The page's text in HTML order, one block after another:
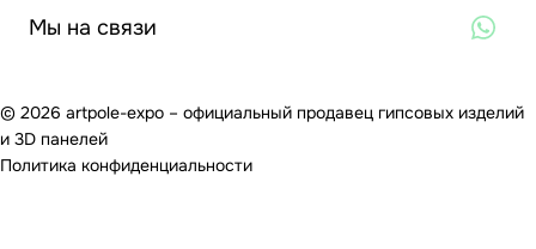
Мы на связи
© 2026 artpole-expo – официальный продавец гипсовых изделий
и 3D панелей
Политика конфиденциальности